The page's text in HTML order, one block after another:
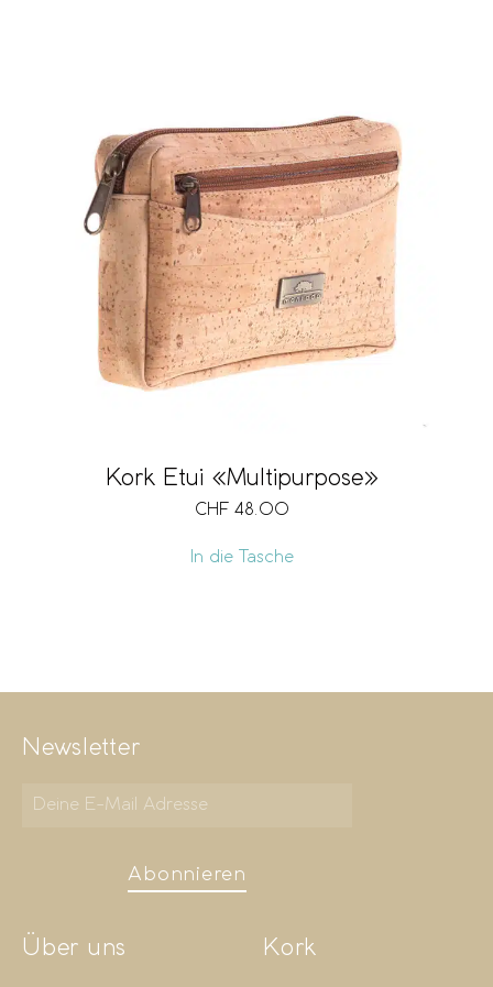
Kork Etui «Multipurpose»
CHF 48.00
In die Tasche
Newsletter
Abonnieren
Über uns Kork